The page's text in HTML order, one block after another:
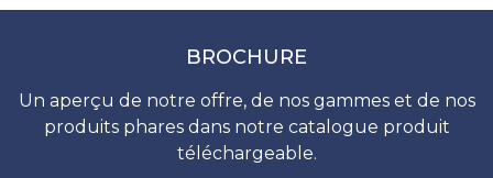
BROCHURE
Un aperçu de notre offre, de nos gammes et de nos
produits phares dans notre catalogue produit
téléchargeable.